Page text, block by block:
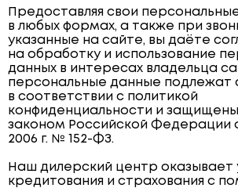
Предоставляя свои
в любых формах, а также при
указанные на сайте, вы даёте
на обработку и использование
данных в интересах владельца
персональные данные подлежат
в соответствии с политикой
конфиденциальности и
законом Российской Федерации
2006 г. № 152-ФЗ.
Наш дилерский центр оказывает
кредитования и страхования с